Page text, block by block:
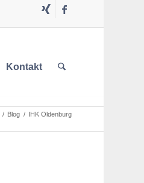
Kontakt
/ Blog / IHK Oldenburg